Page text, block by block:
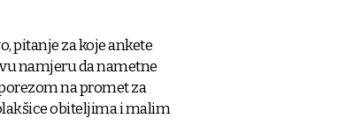
pitanje za koje ankete
namjeru da nametne
na promet za
obiteljima i malim